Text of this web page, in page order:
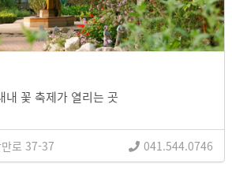
내 꽃 축제가 열리는 곳
로 37-37 041.544.0746